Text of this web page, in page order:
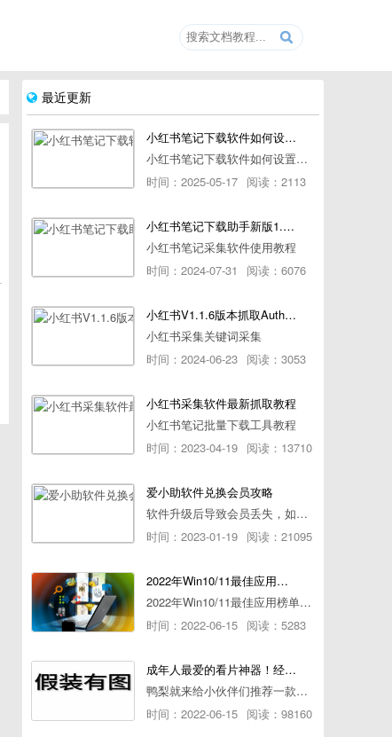
最近更新
小红书笔记下载软件如何设置浏览器路径
小红书笔记下载软件如何设置浏览器路径
时间：2025-05-17 阅读：2113
小红书笔记下载助手新版1.1.7版本使用教程
小红书笔记采集软件使用教程
时间：2024-07-31
阅读：6076
小红书V1.1.6版本抓取AuthorId最新教程
小红书采集关键词采集
时间：2024-06-23 阅读：3053
小红书采集软件最新抓取教程
小红书笔记批量下载工具教程
时间：2023-04-19 阅读：13710
爱小助软件兑换会员攻略
软件升级后导致会员丢失，如何快速兑换会员详细攻略
时间：2023-01-19 阅读：21095
2022年Win10/11最佳应用榜单出炉！ 你都用过几个？
2022年Win10/11最佳应用榜单出炉！ 你都用过几个？
时间：2022-06-15 阅读：5283
成年人最爱的看片神器！经久耐用-白嫖全网资源
鸭梨就来给小伙伴们推荐一款经久耐用的良心播放器，资源齐全无广告，可以放心使用~
时间：2022-06-15 阅读：98160